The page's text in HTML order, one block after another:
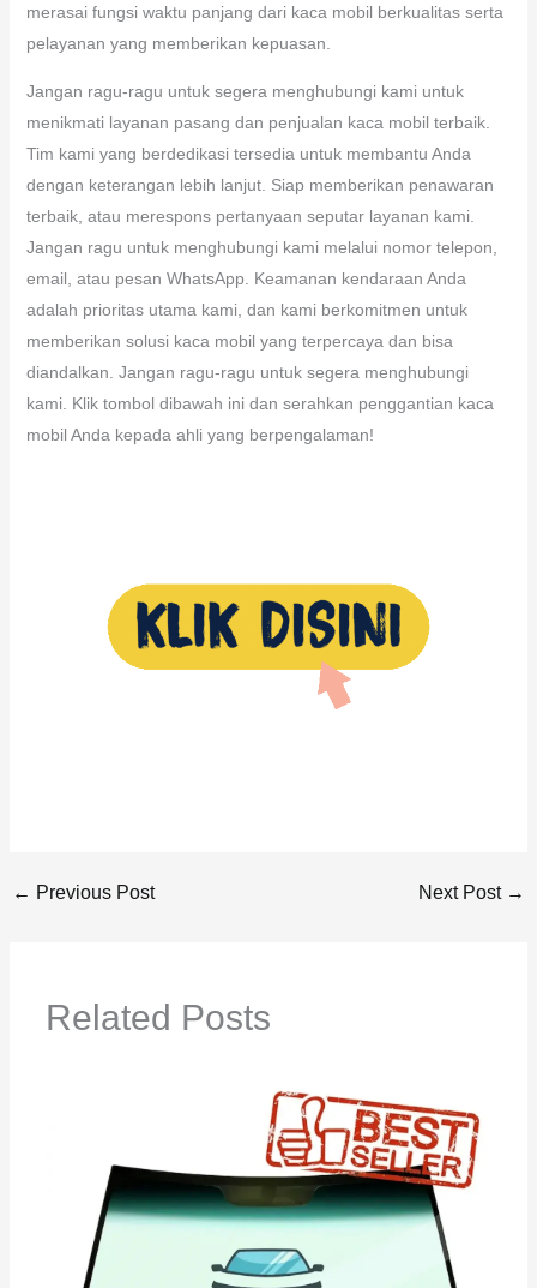
merasai fungsi waktu panjang dari kaca mobil berkualitas serta
pelayanan yang memberikan kepuasan.
Jangan ragu-ragu untuk segera menghubungi kami untuk
menikmati layanan pasang dan penjualan kaca mobil terbaik.
Tim kami yang berdedikasi tersedia untuk membantu Anda
dengan keterangan lebih lanjut. Siap memberikan penawaran
terbaik, atau merespons pertanyaan seputar layanan kami.
Jangan ragu untuk menghubungi kami melalui nomor telepon,
email, atau pesan WhatsApp. Keamanan kendaraan Anda
adalah prioritas utama kami, dan kami berkomitmen untuk
memberikan solusi kaca mobil yang terpercaya dan bisa
diandalkan. Jangan ragu-ragu untuk segera menghubungi
kami. Klik tombol dibawah ini dan serahkan penggantian kaca
mobil Anda kepada ahli yang berpengalaman!
← Previous Post Next Post →
Related Posts